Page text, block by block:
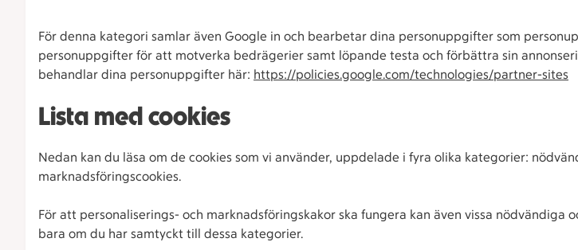
För denna kategori samlar även Google in och bearbetar dina personuppgifter som
personuppgifter för att motverka bedrägerier samt löpande testa och förbättra sin
behandlar dina personuppgifter här: https://policies.google.com/technologies/partner-sites
Lista med cookies
Nedan kan du läsa om de cookies som vi använder, uppdelade i fyra olika kategorier:
marknadsföringscookies.
För att personaliserings- och marknadsföringskakor ska fungera kan även vissa
bara om du har samtyckt till dessa kategorier.